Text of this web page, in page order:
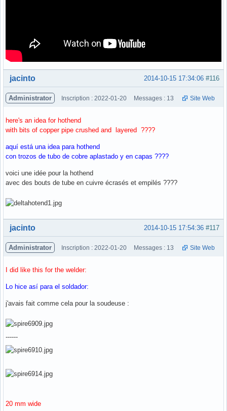
Hors ligne #116
2014-10-15 17:34:06
jacinto
Administrator Inscription : 2022-01-20 Messages : 13 Site Web
here's an idea for hothend
with bits of copper pipe crushed and layered ????
aquí está una idea para hothend
con trozos de tubo de cobre aplastado y en capas ????
voici une idée pour la hothend
avec des bouts de tube en cuivre écrasés et empilés ????
Hors ligne #117
2014-10-15 17:54:36
jacinto
Administrator Inscription : 2022-01-20 Messages : 13 Site Web
I did like this for the welder:
Lo hice así para el soldador:
j'avais fait comme cela pour la soudeuse :
------
20 mm wide